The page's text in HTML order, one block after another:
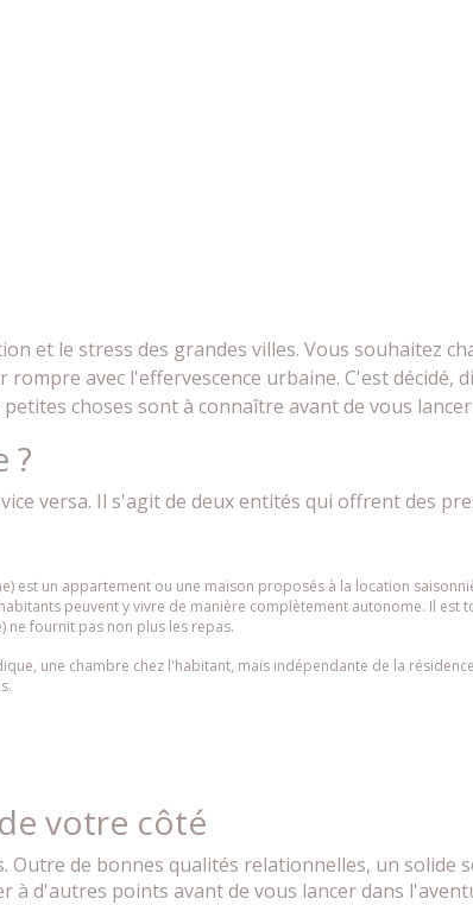
et le stress des grandes villes. Vous souhaitez
avec l'effervescence urbaine. C'est décidé,
choses sont à connaître avant de vous
?
versa. Il s'agit de deux entités qui offrent des
est un appartement ou une maison proposés à la location
peuvent y vivre de manière complètement autonome. Il est
fournit pas non plus les repas.
une chambre chez l'habitant, mais indépendante de la
votre côté
de bonnes qualités relationnelles, un solide
à d'autres points avant de vous lancer dans